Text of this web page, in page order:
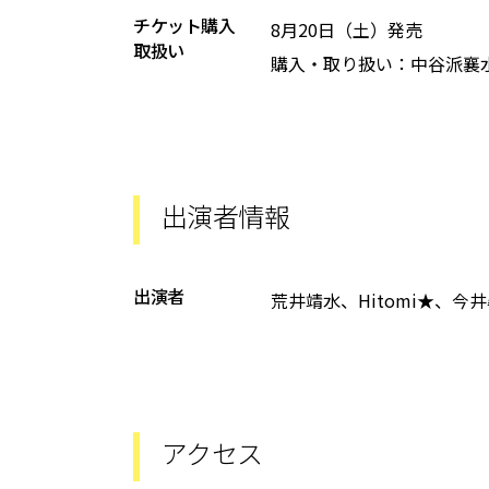
チケット購入
取扱い
8月20日（土）発売
購入・取り扱い：中谷派襄
出演者情報
出演者 荒井靖水、Hitomi★、今井
アクセス